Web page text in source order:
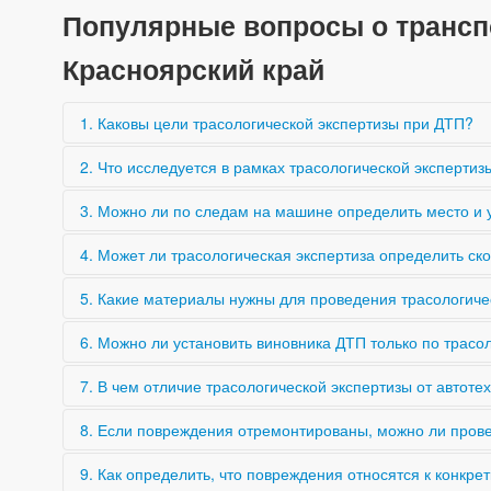
Популярные вопросы о
Красноярский край
1. Каковы цели трасологической экспертизы при ДТП?
Трасологическая экспертиза устанавливает механизм
2. Что исследуется в рамках трасологической
Следы на транспортных средствах (вмятины,
3. Можно ли по следам на машине определить место и
Да, анализ повреждений и деформаций позволяет
4. Может ли трасологическая экспертиза определить
Нет напрямую. Скорость оценивается через
5. Какие материалы нужны для проведения
Фотографии повреждений, схема ДТП, акты осмотра
6. Можно ли установить виновника ДТП только по
Нет. Экспертиза фиксирует факты о механизме ДТП, а
7. В чем отличие трасологической экспертизы от
Трасология исследует повреждения и механизмы
8. Если повреждения отремонтированы, можно ли
Без фото повреждений до ремонта провести
9. Как определить, что повреждения относятся к